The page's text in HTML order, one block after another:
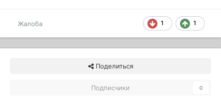
1 1
Жалоба
Поделиться
Подписчики 0